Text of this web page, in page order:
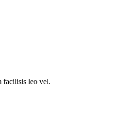
facilisis leo vel.